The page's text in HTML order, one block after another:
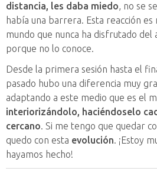
distancia, les daba miedo, no se
había una barrera. Esta reacción
mundo que nunca ha disfrutado del
porque no lo conoce.
Desde la primera sesión hasta el
pasado hubo una diferencia muy
adaptando a este medio que es el
interiorizándolo, haciéndoselo
cercano. Si me tengo que quedar
quedo con esta evolución. ¡Estoy
hayamos hecho!